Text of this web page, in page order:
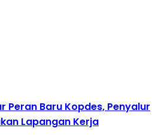
Peran Baru Kopdes, Penyalur
Lapangan Kerja